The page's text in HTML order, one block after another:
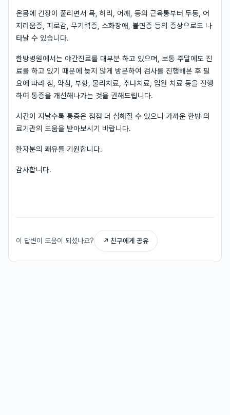
온몸에 긴장이 풀리면서 목, 허리, 어깨, 등의 근육통부터 두동, 어
지러움증, 피로감, 무기력증, 소화장애, 불면증 등의 증상으로도 나
타날 수 있습니다.
한방병원에서는 야간진료를 대부분 하고 있으며, 보통 주말에도 진
료를 하고 있기 때문에 늦지 않게 방문하여 검사를 진행해본 후 필
요에 따라 침, 약침, 부항, 물리치료, 추나치료, 입원 치료 등을 진행
하여 통증을 개선해나가는 것을 권해드립니다.
시간이 지날수록 통증은 점점 더 심해질 수 있으니 가까운 한방 의
료기관의 도움을 받아보시기 바랍니다.
환자분의 쾌유를 기원합니다.
감사합니다.
이 답변이 도움이 되셨나요? ↗ 친구에게 공유